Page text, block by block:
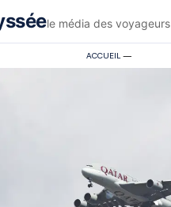
le média des voyageurs
ACCUEIL —